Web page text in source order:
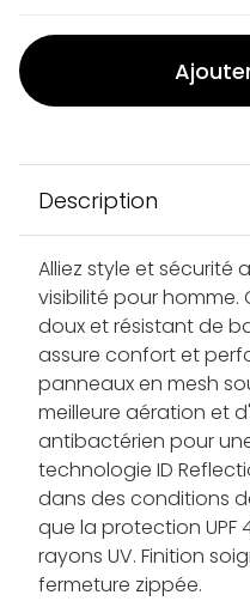
Description
Alliez style et sécurité
visibilité pour
doux et résistant de
assure confort et
panneaux en mesh
meilleure aération et
antibactérien pour
technologie ID
dans des conditions
que la protection
rayons UV. Finition
fermeture zippée.